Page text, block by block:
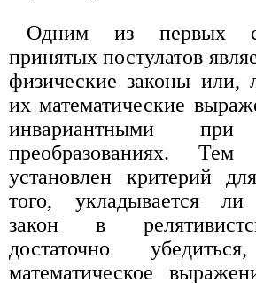
Одним из первых
принятых постулатов
физические законы или,
их математические
инвариантными при
преобразованиях.
установлен критерий
того, укладывается ли
закон в
достаточно
математическое